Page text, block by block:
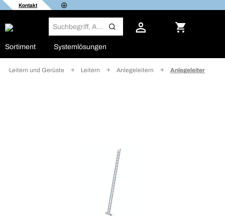
Kontakt
Sortiment Systemlösungen
Leitern und Gerüste Leitern Anlegeleitern Anlegeleiter